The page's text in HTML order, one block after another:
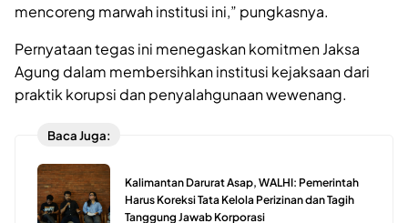
mencoreng marwah institusi ini,” pungkasnya.
Pernyataan tegas ini menegaskan komitmen Jaksa
Agung dalam membersihkan institusi kejaksaan dari
praktik korupsi dan penyalahgunaan wewenang.
Baca Juga:
Kalimantan Darurat Asap, WALHI: Pemerintah
Harus Koreksi Tata Kelola Perizinan dan Tagih
Tanggung Jawab Korporasi